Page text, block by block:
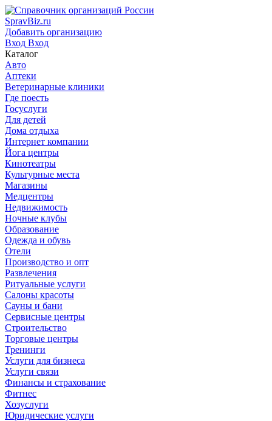
SpravBiz.ru
Добавить организацию
Вход Вход
Каталог
Авто
Аптеки
Ветеринарные клиники
Где поесть
Госуслуги
Для детей
Дома отдыха
Интернет компании
Йога центры
Кинотеатры
Культурные места
Магазины
Медцентры
Недвижимость
Ночные клубы
Образование
Одежда и обувь
Отели
Производство и опт
Развлечения
Ритуальные услуги
Салоны красоты
Сауны и бани
Сервисные центры
Строительство
Торговые центры
Тренинги
Услуги для бизнеса
Услуги связи
Финансы и страхование
Фитнес
Хозуслуги
Юридические услуги